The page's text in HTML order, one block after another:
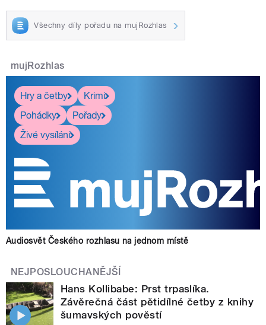
Všechny díly pořadu na mujRozhlas
mujRozhlas
Hry a četby
Krimi
Pohádky
Pořady
Živé vysílání
Audiosvět Českého rozhlasu na jednom místě
NEJPOSLOUCHANĚJŠÍ
Hans Kollibabe: Prst trpaslíka.
Závěrečná část pětidílné četby z knihy
šumavských pověstí